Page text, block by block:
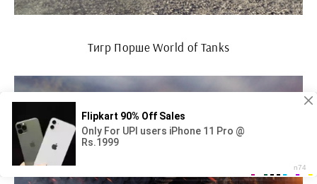
Тигр Порше World of Tanks